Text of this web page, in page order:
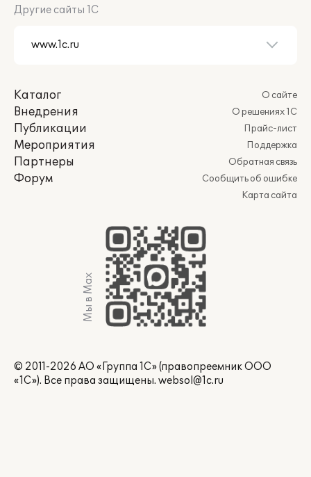
Другие сайты 1С
Каталог
Внедрения
Публикации
Мероприятия
Партнеры
Форум
О сайте
О решениях 1С
Прайс-лист
Поддержка
Обратная связь
Сообщить об ошибке
Карта сайта
Мы в Max
© 2011-2026 АО «Группа 1С» (правопреемник ООО
«1С»). Все права защищены. websol@1c.ru